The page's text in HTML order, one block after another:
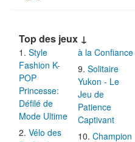
Top des jeux ↓
Style
Fashion K-
POP
Princesse:
Défilé de
Mode Ultime
Vélo des
à la Confiance
Solitaire
Yukon - Le
Jeu de
Patience
Captivant
Champion